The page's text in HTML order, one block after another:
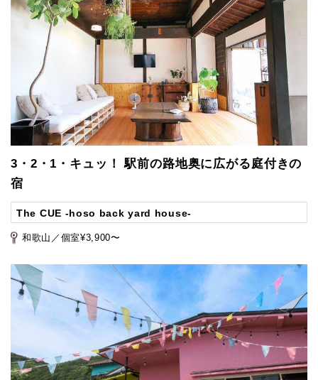
3・2・1・キュッ！ 駅前の路地奥に広がる庭付きの
宿
The CUE -hoso back yard house-
和歌山／個室¥3,900〜